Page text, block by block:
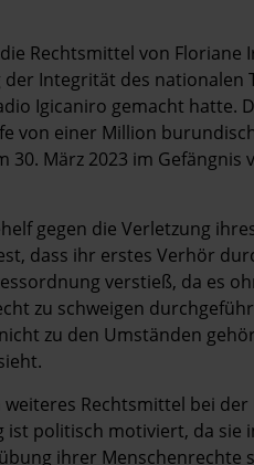
Rechtsmittel von Floriane
Integrität des nationalen
Igicaniro gemacht hatte.
von einer Million
März 2023 im Gefängnis
gegen die Verletzung
dass ihr erstes Verhör
verstieß, da es
zu schweigen
zu den Umständen
Rechtsmittel bei
politisch motiviert, da sie
ihrer Menschenrechte